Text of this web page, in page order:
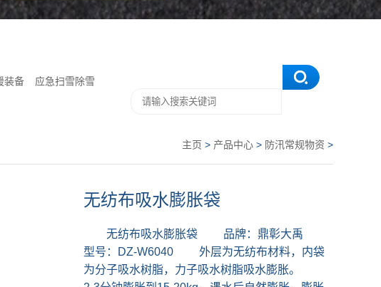
装备 应急扫雪除雪
主页 > 产品中心 > 防汛常规物资 >
无纺布吸水膨胀袋
无纺布吸水膨胀袋 品牌：鼎彰大禹
型号：DZ-W6040 外层为无纺布材料，内袋
为分子吸水树脂，力子吸水树脂吸水膨胀。